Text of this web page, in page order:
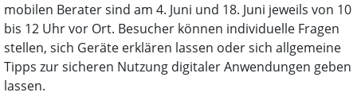
mobilen Berater sind am 4. Juni und 18. Juni jeweils von 10
bis 12 Uhr vor Ort. Besucher können individuelle Fragen
stellen, sich Geräte erklären lassen oder sich allgemeine
Tipps zur sicheren Nutzung digitaler Anwendungen geben
lassen.